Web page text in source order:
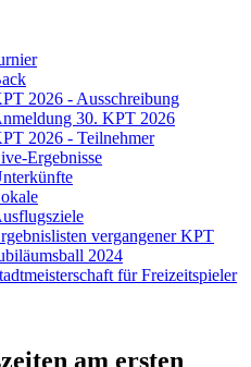
2026 - Ausschreibung
30. KPT 2026
2026 - Teilnehmer
Ergebnisse
vergangener KPT
2024
für Freizeitspieler
am ersten